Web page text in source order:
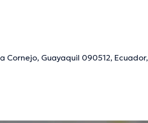
Cornejo, Guayaquil 090512, Ecuador,